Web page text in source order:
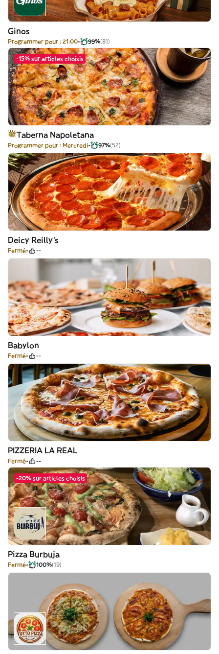
Ginos
Programmer pour : 21:00 99%(81)
-15% sur articles choisis
Taberna Napoletana
Programmer pour : Mercredi 97%(52)
Deicy Reilly's
Fermé --
Babylon
Fermé --
PIZZERIA LA REAL
Fermé --
-20% sur articles choisis
Pizza Burbuja
Fermé 100%(19)